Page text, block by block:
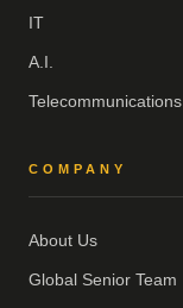
IT
A.I.
Telecommunications
COMPANY
About Us
Global Senior Team